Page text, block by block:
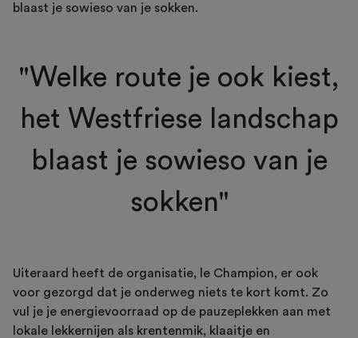
blaast je sowieso van je sokken.
"Welke route je ook kiest,
het Westfriese landschap
blaast je sowieso van je
sokken"
Uiteraard heeft de organisatie, le Champion, er ook
voor gezorgd dat je onderweg niets te kort komt. Zo
vul je je energievoorraad op de pauzeplekken aan met
lokale lekkernijen als krentenmik, klaaitje en